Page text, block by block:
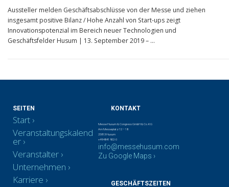
Aussteller melden Geschäftsabschlüsse von der Messe und ziehen
insgesamt positive Bilanz / Hohe Anzahl von Start-ups zeigt
Innovationspotenzial im Bereich neuer Technologien und
Geschäftsfelder Husum | 13. September 2019 – …
SEITEN
Start
Veranstaltungskalend
er
Veranstalter
Unternehmen
Karriere
KONTAKT
Messe Husum & Congress GmbH & Co. KG
Am Messeplatz 12 – 18
25813 Husum
+49 4841 902-0
info@messehusum.com
Zu Google Maps ›
GESCHÄFTSZEITEN